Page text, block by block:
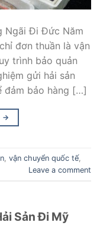
Ngãi Đi Đức Năm
đơn thuần là vận
trình bảo quản
gửi hải sản
đảm bảo hàng […]
→
vận chuyển quốc tế,
Leave a comment
Sản Đi Mỹ